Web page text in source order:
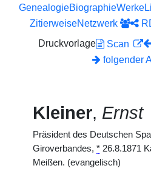
GenealogieBiographieWerke
ZitierweiseNetzwerk
Druckvorlage
Scan
folgender
Kleiner, Ernst
Präsident des Deutschen
Giroverbandes, * 26.8.1871
Meißen. (evangelisch)